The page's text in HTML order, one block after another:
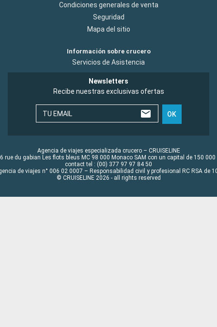
Condiciones generales de venta
Seguridad
Mapa del sitio
Información sobre crucero
Servicios de Asistencia
Newsletters
Recibe nuestras exclusivas ofertas
TU EMAIL OK
Agencia de viajes especializada crucero – CRUISELINE
rue du gabian Les flots bleus MC 98 000 Monaco SAM con un capital de 150 000
contact tel : (00) 377 97 97 84 50
de viajes n° 006 02 0007 – Responsabilidad civil y profesional RC RSA de
© CRUISELINE 2026 - all rights reserved